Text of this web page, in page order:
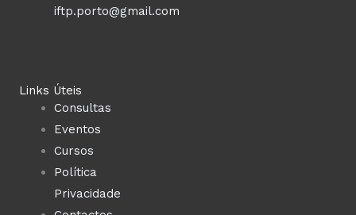
iftp.porto@gmail.com
Links Úteis
Consultas
Eventos
Cursos
Política
Privacidade